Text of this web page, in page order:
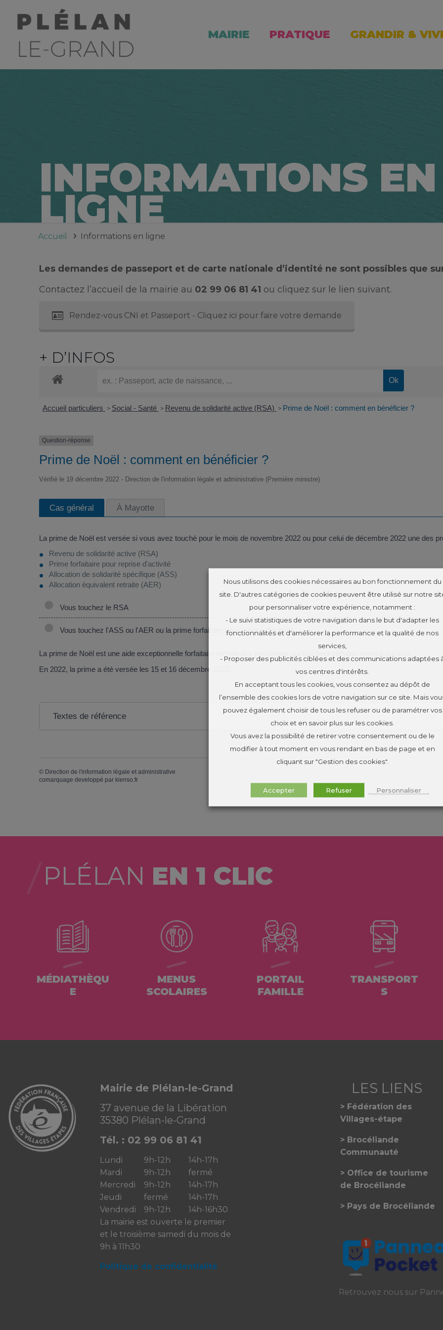
MAIRIE PRATIQUE GRANDIR &
INFORMATIONS EN
LIGNE
Accueil Informations en ligne
Les demandes de passeport et de carte nationale d’identité ne sont possibles que
Contactez l’accueil de la mairie au 02 99 06 81 41 ou cliquez sur le lien suivant.
Rendez-vous CNI et Passeport - Cliquez ici pour faire votre demande
+ D’INFOS
Accueil particuliers > Social - Santé > Revenu de solidarité active (RSA) > Prime de Noël : comment en bénéficier ?
Question-réponse
Prime de Noël : comment en bénéficier ?
Vérifié le 19 décembre 2022 - Direction de l'information légale et administrative (Première ministre)
Cas général À Mayotte
La prime de Noël est versée si vous avez touché pour le mois de novembre 2022 ou pour celui de décembre 2022 une des
Revenu de solidarité active (RSA)
Prime forfaitaire pour reprise d'activité
Allocation de solidarité spécifique (ASS)
Allocation équivalent retraite (AER)
Vous touchez le RSA
Vous touchez l'ASS ou l'AER ou la prime forfaitaire pour reprise d'activité
La prime de Noël est une aide exceptionnelle forfaitaire versée aux personnes qui touchent certains minima sociaux.
En 2022, la prime a été versée les 15 et 16 décembre 2022.
Textes de référence
© Direction de l'information légale et administrative
comarquage developpé par kienso.fr
PLÉLAN EN 1 CLIC
MÉDIATHÈQU
E
MENUS
SCOLAIRES
PORTAIL
FAMILLE
TRANSPORT
S
Mairie de Plélan-le-Grand
37 avenue de la Libération
35380 Plélan-le-Grand
Tél. : 02 99 06 81 41
Lundi 9h-12h
14h-17h
Mardi
9h-12h
fermé
Mercredi
9h-12h
14h-17h
Jeudi
fermé
14h-17h
Vendredi
9h-12h
14h-16h30
La mairie est ouverte le premier
et le troisième samedi du mois de
9h à 11h30
Politique de confidentialité
Fédération des
Villages-étape
Brocéliande
Communauté
Office de tourisme
de Brocéliande
Pays de Brocéliande
Retrouvez nous sur
Nous utilisons des cookies nécessaires au bon fonctionnement du
site. D'autres catégories de cookies peuvent être utilisé sur notre
pour personnaliser votre expérience, notamment :
- Le suivi statistiques de votre navigation dans le but d'adapter les
fonctionnalités et d'améliorer la performance et la qualité de nos
services,
- Proposer des publicités ciblées et des communications adaptées
vos centres d'intérêts.
En acceptant tous les cookies, vous consentez au dépôt de
l’ensemble des cookies lors de votre navigation sur ce site. Mais
pouvez également choisir de tous les refuser ou de paramétrer vos
choix et en savoir plus sur les cookies.
Vous avez la possibilité de retirer votre consentement ou de le
modifier à tout moment en vous rendant en bas de page et en
cliquant sur "Gestion des cookies".
Accepter Refuser Personnaliser